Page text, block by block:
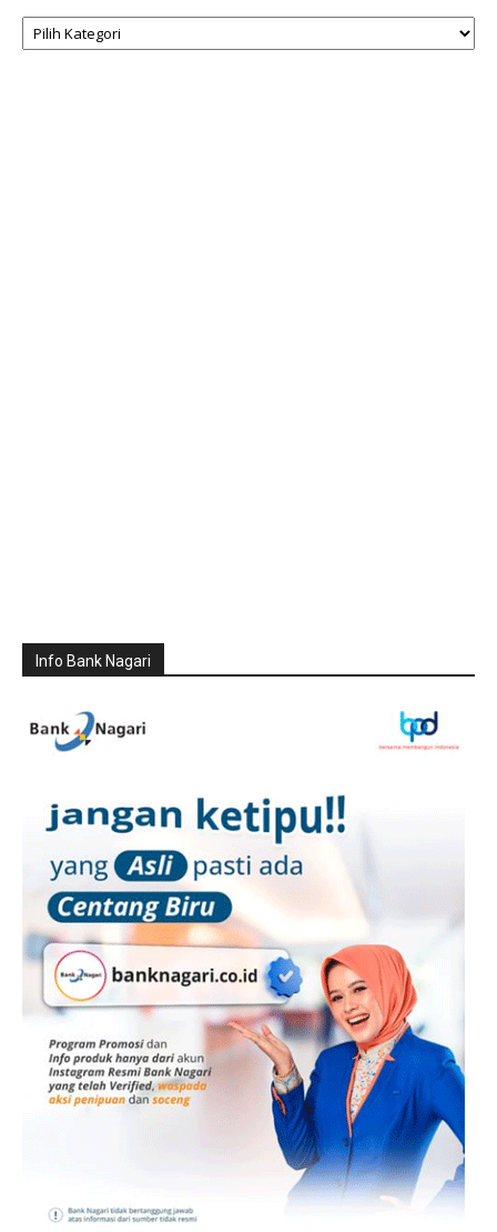
Kategori
Info Bank Nagari